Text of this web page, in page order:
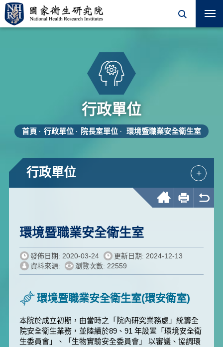
行政單位
首頁 行政單位 院長室單位 環境暨職業安全衛生室
行政單位 +
友善列印
環境暨職業安全衛生室
發佈日期: 2020-03-24
更新日期: 2024-12-13
資料來源:
瀏覽次數: 22559
環境暨職業安全衛生室(環安衛室)
本院於成立初期，由當時之「院內研究業務處」統籌全
院安全衛生業務，並陸續於89、91 年設置「環境安全衛
生委員會」、「生物實驗安全委員會」 以審議、協調環